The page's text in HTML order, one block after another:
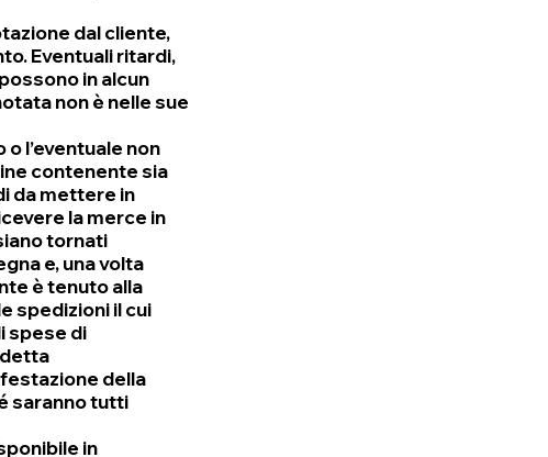
dal cliente,
Eventuali ritardi,
in alcun
non è nelle sue
l’eventuale non
contenente sia
da mettere in
la merce in
tornati
e, una volta
è tenuto alla
spedizioni il cui
spese di
della
saranno tutti
in